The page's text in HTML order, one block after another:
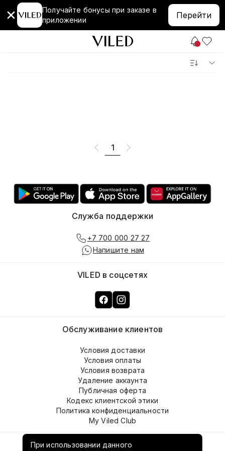
Получайте бонусы при заказе в
приложении
Перейти
1
При использовании данного
О компании
Обслуживание клиентов
Условия доставки
Условия оплаты
Условия возврата
Удаление аккаунта
Публичная оферта
Кодекс клиентской этики
Политика конфиденциальности
My Viled Club
VILED в соцсетях
Служба поддержки
+7 700 000 27 27
Напишите нам